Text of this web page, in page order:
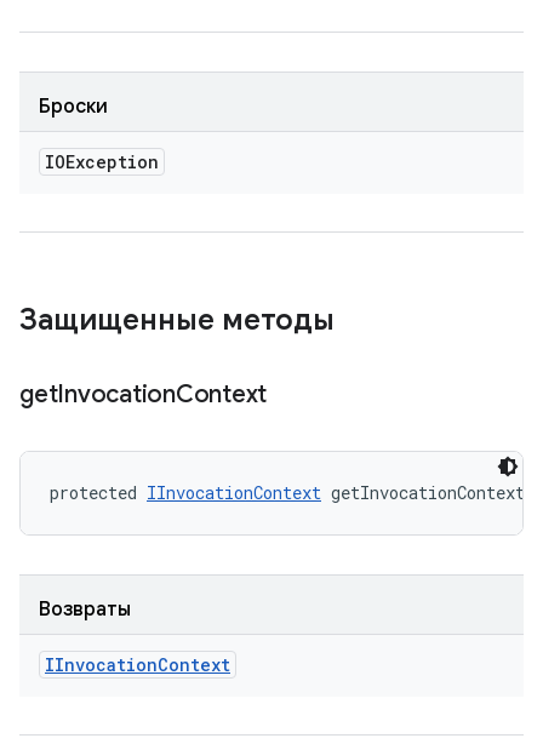
Броски
IOException
Защищенные методы
getInvocationContext
protected IInvocationContext getInvocationContext
Возвраты
IInvocationContext